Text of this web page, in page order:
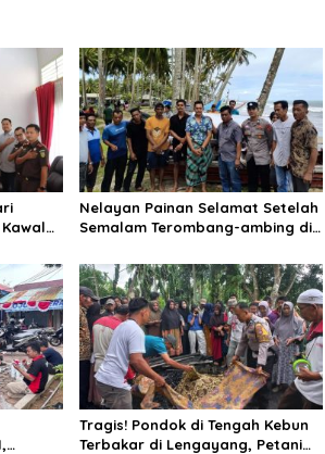
Nelayan Painan Selamat Setelah
Semalam Terombang-ambing di
Selatan
Tragis! Pondok di Tengah Kebun
Terbakar di Lengayang, Petani